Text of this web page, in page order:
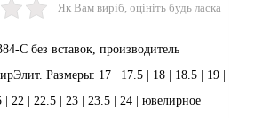
Як Вам виріб, оцініть будь ласка
С без вставок, производитель
Размеры: 17 | 17.5 | 18 | 18.5 | 19 |
| 22 | 22.5 | 23 | 23.5 | 24 | ювелирное